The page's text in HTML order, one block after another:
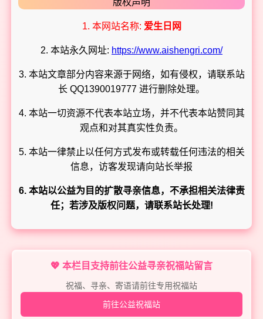
版权声明
1. 本网站名称: 爱生日网
2. 本站永久网址: https://www.aishengri.com/
3. 本站文章部分内容来源于网络，如有侵权，请联系站
长 QQ1390019777 进行删除处理。
4. 本站一切资源不代表本站立场，并不代表本站赞同其
观点和对其真实性负责。
5. 本站一律禁止以任何方式发布或转载任何违法的相关
信息，访客发现请向站长举报
6. 本站以公益为目的扩散寻亲信息，不承担相关法律责
任；若涉及版权问题，请联系站长处理!
💖 本栏目支持前往公益寻亲祝福站留言
祝福、寻亲、寄语请前往专用祝福站
前往公益祝福站